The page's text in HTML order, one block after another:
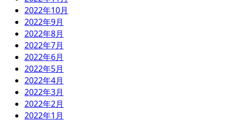
2022年10月
2022年9月
2022年8月
2022年7月
2022年6月
2022年5月
2022年4月
2022年3月
2022年2月
2022年1月